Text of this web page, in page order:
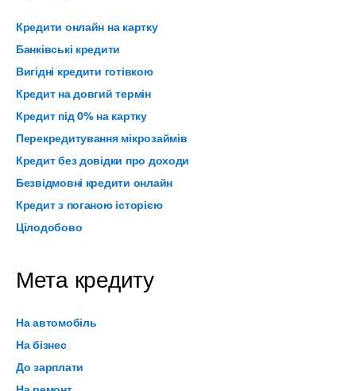
Кредити онлайн на картку
Банківські кредити
Вигідні кредити готівкою
Кредит на довгий термін
Кредит під 0% на картку
Перекредитування мікрозаймів
Кредит без довідки про доходи
Безвідмовні кредити онлайн
Кредит з поганою історією
Цілодобово
Мета кредиту
На автомобіль
На бізнес
До зарплати